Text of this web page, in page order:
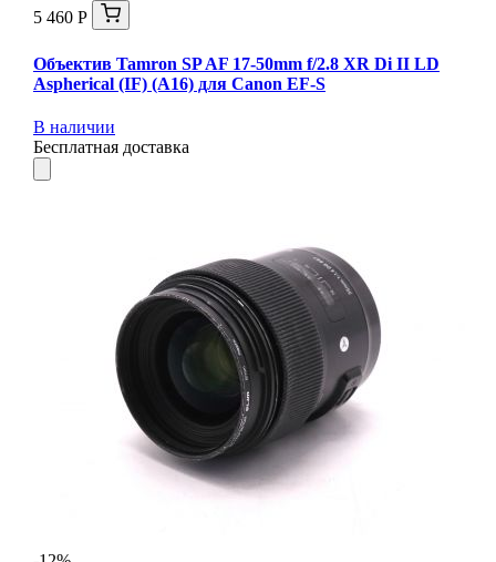
5 460 Р
Объектив Tamron SP AF 17-50mm f/2.8 XR Di II LD
Aspherical (IF) (A16) для Canon EF-S
В наличии
Бесплатная доставка